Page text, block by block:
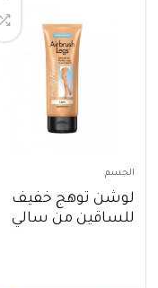
الجسم
لوشن توهج خفيف
للساقين من سالي